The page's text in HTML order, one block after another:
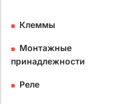
Клеммы
Монтажные
принадлежности
Реле